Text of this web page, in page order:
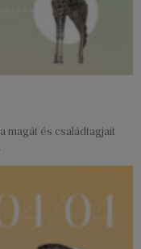
magát és családtagjait